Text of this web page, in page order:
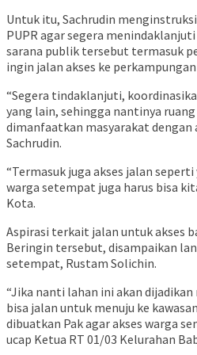
Untuk itu, Sachrudin
PUPR agar segera
sarana publik tersebut termasuk
ingin jalan akses ke
“Segera tindaklanjuti,
yang lain, sehingga nantinya
dimanfaatkan masyarakat dengan
Sachrudin.
“Termasuk juga akses jalan
warga setempat juga harus bisa
Kota.
Aspirasi terkait jalan untuk akses
Beringin tersebut, disampaikan
setempat, Rustam Solichin.
“Jika nanti lahan ini akan
bisa jalan untuk menuju ke
dibuatkan Pak agar akses warga
ucap Ketua RT 01/03 Kelurahan